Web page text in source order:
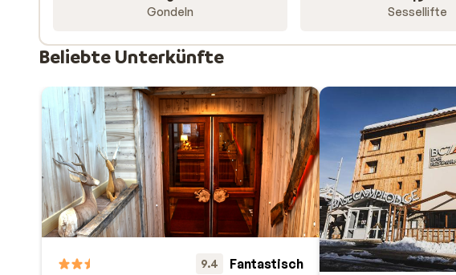
Wer es entspannter mag, kann im Dorf bowlen oder Lasertag
Bist du dabei? Frankreich wartet auf dich!
Gondeln Sessellifte
Beliebte Unterkünfte
9.4 Fantastisch